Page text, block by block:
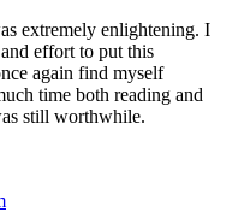
extremely enlightening. I
effort to put this
again find myself
time both reading and
still worthwhile.